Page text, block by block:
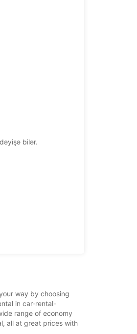
bilər.
way by choosing
in car-rental-
range of economy
all at great prices with